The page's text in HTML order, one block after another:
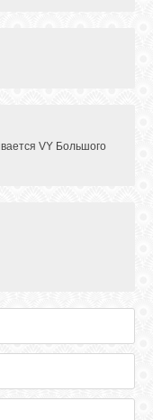
VY Большого